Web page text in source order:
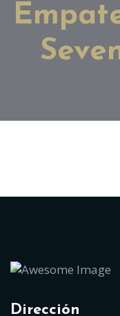
Dirección